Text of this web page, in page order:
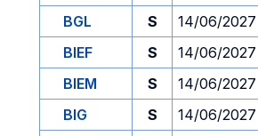
BGL S 14/06/2027
BIEF
S 14/06/2027
BIEM
S 14/06/2027
BIG
S 14/06/2027